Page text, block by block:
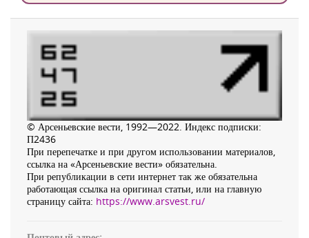
© Арсеньевские вести, 1992—2022. Индекс подписки:
П2436
При перепечатке и при другом использовании материалов,
ссылка на «Арсеньевские вести» обязательна.
При републикации в сети интернет так же обязательна
работающая ссылка на оригинал статьи, или на главную
страницу сайта: https://www.arsvest.ru/